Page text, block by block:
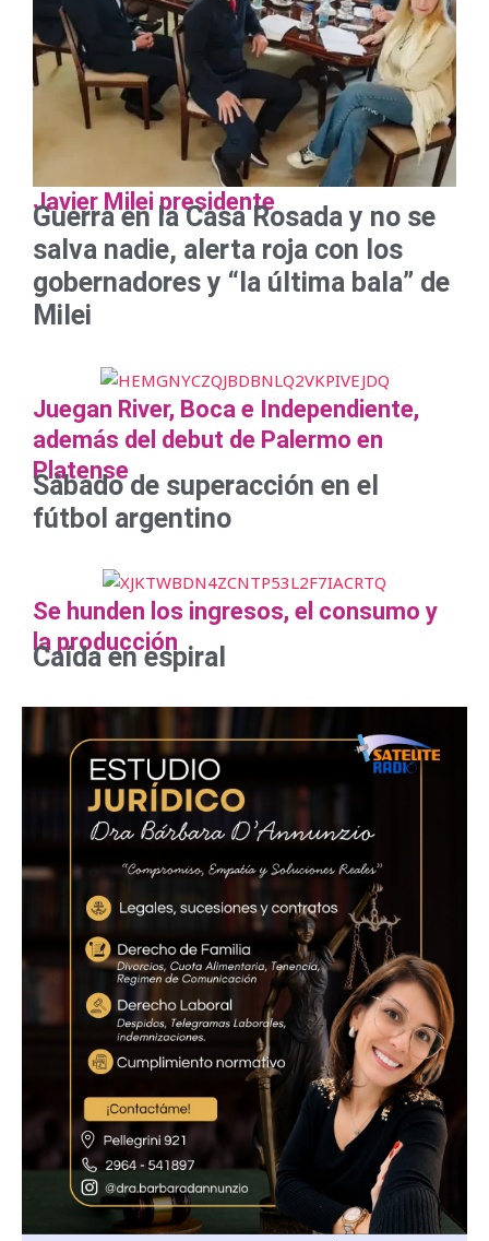
Javier Milei presidente
Guerra en la Casa Rosada y no se
salva nadie, alerta roja con los
gobernadores y “la última bala” de
Milei
Juegan River, Boca e Independiente,
además del debut de Palermo en
Platense
Sábado de superacción en el
fútbol argentino
Se hunden los ingresos, el consumo y
la producción
Caída en espiral